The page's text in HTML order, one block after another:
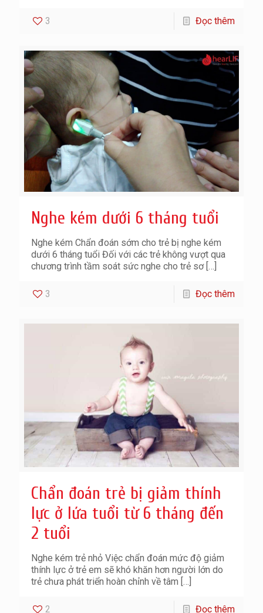
3 Đọc thêm
Nghe kém dưới 6 tháng tuổi
Nghe kém Chẩn đoán sớm cho trẻ bị nghe kém
dưới 6 tháng tuổi Đối với các trẻ không vượt qua
chương trình tầm soát sức nghe cho trẻ sơ[…]
3 Đọc thêm
Chẩn đoán trẻ bị giảm thính
lực ở lứa tuổi từ 6 tháng đến
2 tuổi
Nghe kém trẻ nhỏ Việc chẩn đoán mức độ giảm
thính lực ở trẻ em sẽ khó khăn hơn người lớn do
trẻ chưa phát triển hoàn chỉnh về tâm […]
2 Đọc thêm